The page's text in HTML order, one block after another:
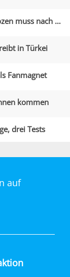
Derbykracher zum Auftakt: Virtus Bozen muss nach Obermais
in Türkei
Fanmagnet
kommen
drei Tests
auf